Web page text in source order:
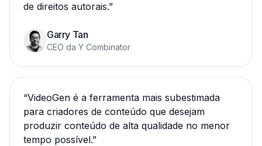
de direitos autorais.”
Garry Tan
CEO da Y Combinator
“VideoGen é a ferramenta mais subestimada
para criadores de conteúdo que desejam
produzir conteúdo de alta qualidade no menor
tempo possível.”